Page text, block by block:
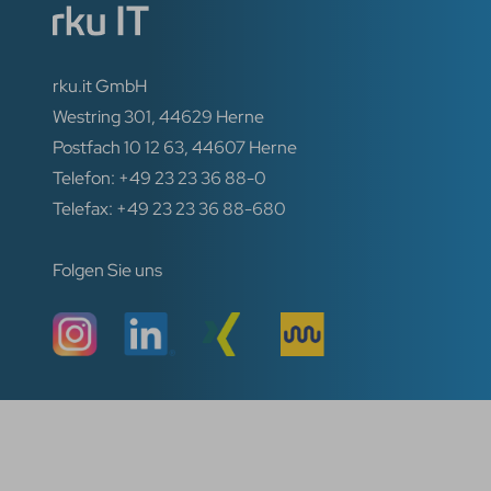
rku.it GmbH
Westring 301, 44629 Herne
Postfach 10 12 63, 44607 Herne
Telefon: +49 23 23 36 88-0
Telefax: +49 23 23 36 88-680
Folgen Sie uns